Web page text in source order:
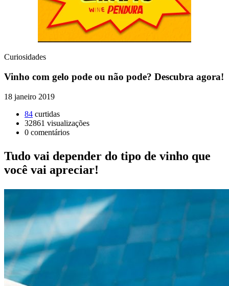
Curiosidades
Vinho com gelo pode ou não pode? Descubra agora!
18 janeiro 2019
84 curtidas
32861 visualizações
0 comentários
Tudo vai depender do tipo de vinho que
você vai apreciar!